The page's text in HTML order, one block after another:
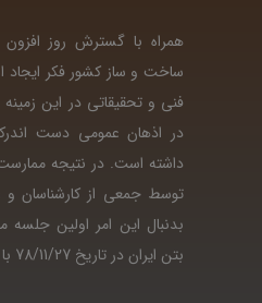
همراه با گسترش روز
ساخت و ساز کشور فکر ایجاد
فنی و تحقیقاتی در این
در اذهان عمومی دست
داشته است. در نتیجه
توسط جمعی از کارشناسان و
بدنبال این امر اولین
بتن ایران در تاریخ 78/11/27 با حضور